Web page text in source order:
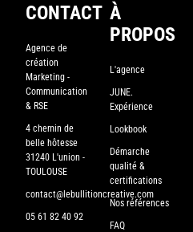
CONTACT
Agence de
création
Marketing -
Communication
& RSE
4 chemin de
belle hôtesse
31240 L'union -
TOULOUSE
contact@lebullitioncreative.com
05 61 82 40 92
À
PROPOS
L'agence
JUNE.
Expérience
Lookbook
Démarche
qualité &
certifications
Nos références
FAQ